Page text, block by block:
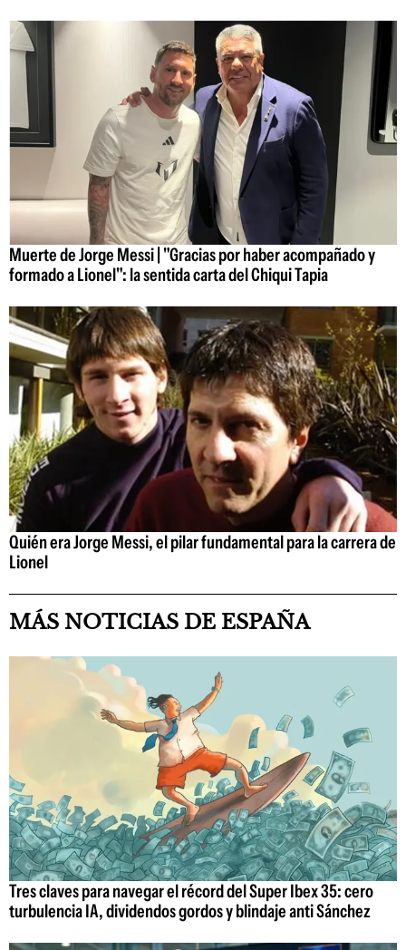
Muerte de Jorge Messi | "Gracias por haber acompañado y
formado a Lionel": la sentida carta del Chiqui Tapia
Quién era Jorge Messi, el pilar fundamental para la carrera de
Lionel
MÁS NOTICIAS DE ESPAÑA
Tres claves para navegar el récord del Super Ibex 35: cero
turbulencia IA, dividendos gordos y blindaje anti Sánchez